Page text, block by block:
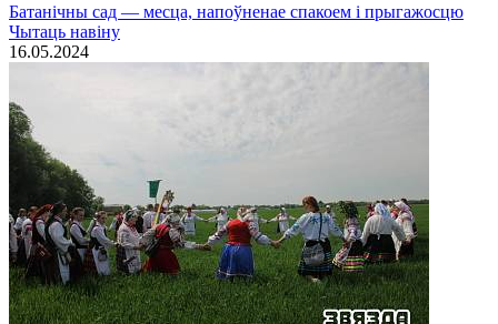
Батанічны сад — месца, напоўненае спакоем і прыгажосцю
Чытаць навiну
16.05.2024